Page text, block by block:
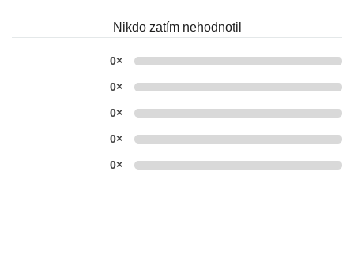
Nikdo zatím nehodnotil
0×
0×
0×
0×
0×